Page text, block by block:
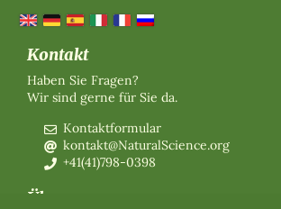
Kontakt
Haben Sie Fragen?
Wir sind gerne für Sie da.
Kontaktformular
kontakt@NaturalScience.org
+41(41)798-0398
Über uns